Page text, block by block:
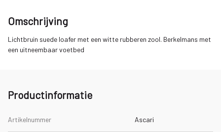
Omschrijving
Lichtbruin suede loafer met een witte rubberen zool. Berkelmans met
een uitneembaar voetbed
Productinformatie
Artikelnummer Ascari